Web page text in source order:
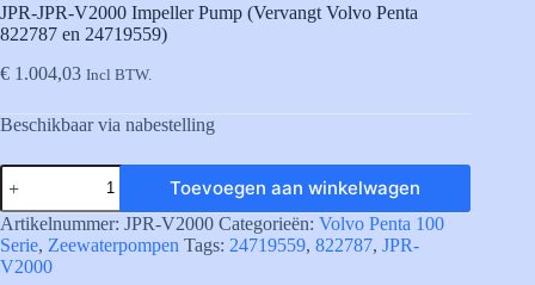
JPR-JPR-V2000 Impeller Pump (Vervangt Volvo Penta
822787 en 24719559)
€ 1.004,03 Incl BTW.
Beschikbaar via nabestelling
JPR-
JPR-
V2000
Impeller
Pump
(Vervangt
Toevoegen aan winkelwagen
Artikelnummer: JPR-V2000 Categorieën: Volvo Penta 100
Serie, Zeewaterpompen Tags: 24719559, 822787, JPR-
V2000